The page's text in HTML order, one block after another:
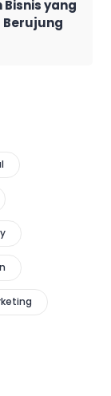
yang